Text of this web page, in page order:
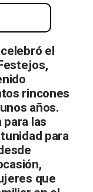
de
el
rincones
años.
las
para
que